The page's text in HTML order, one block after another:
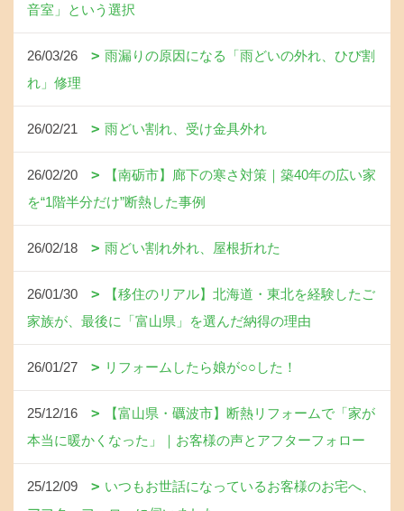
音室」という選択
26/03/26
雨漏りの原因になる「雨どいの外れ、ひび割
れ」修理
26/02/21 雨どい割れ、受け金具外れ
26/02/20
【南砺市】廊下の寒さ対策｜築40年の広い家
を“1階半分だけ”断熱した事例
26/02/18 雨どい割れ外れ、屋根折れた
26/01/30
【移住のリアル】北海道・東北を経験したご
家族が、最後に「富山県」を選んだ納得の理由
26/01/27 リフォームしたら娘が○○した！
25/12/16
【富山県・礪波市】断熱リフォームで「家が
本当に暖かくなった」｜お客様の声とアフターフォロー
25/12/09
いつもお世話になっているお客様のお宅へ、